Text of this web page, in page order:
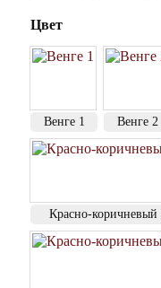
Цвет
Венге 1 Венге 2
Красно-коричневый